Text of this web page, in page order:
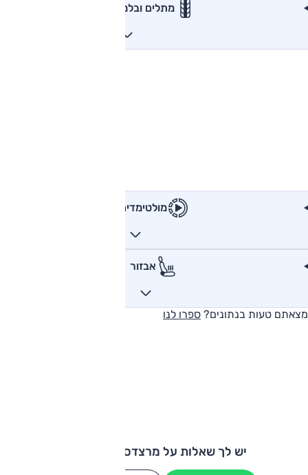
מתלים ובלמים
מולטימדיה
אבזור
מצאתם טעות בנתונים? ספרו לנו
יש לך שאלות על מרצדס GLE קופה?